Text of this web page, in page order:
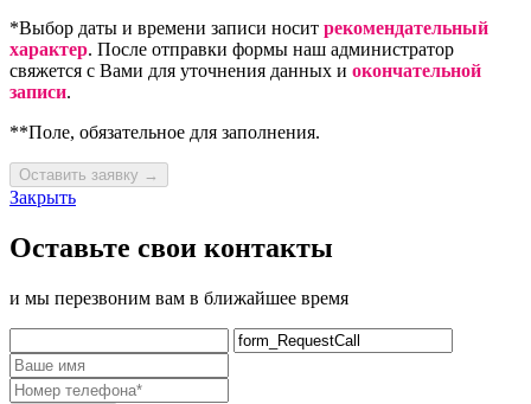
*Выбор даты и времени записи носит рекомендательный
характер. После отправки формы наш администратор
свяжется с Вами для уточнения данных и окончательной
записи.
**Поле, обязательное для заполнения.
Оставить заявку →
Закрыть
Оставьте свои контакты
и мы перезвоним вам в ближайшее время